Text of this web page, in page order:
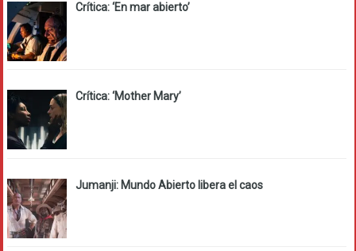
Crítica: ‘En mar abierto’
Crítica: ‘Mother Mary’
Jumanji: Mundo Abierto libera el caos